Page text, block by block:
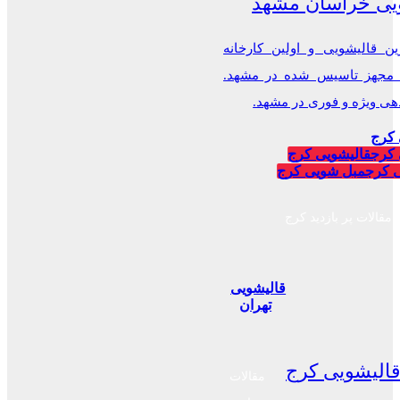
قالیشویی و اولین کارخانه
مجهز تاسیس شده در مشهد.
ویژه و فوری در مشهد.
کرج
کرجقالیشویی کرج
کرجمبل شویی کرج
کرج
قالیشویی
تهران